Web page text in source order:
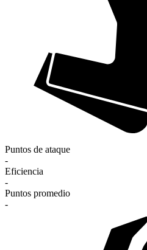
Puntos de ataque
-
Eficiencia
-
Puntos promedio
-